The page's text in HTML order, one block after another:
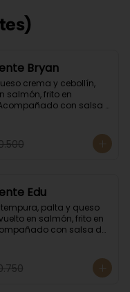
Bryan
crema y cebollín,
salmón, frito en
con salsa
Edu
palta y queso
en salmón, frito en
con salsa de